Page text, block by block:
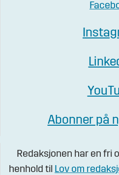
Abonner på
Redaksjonen har en fri
henhold til Lov om